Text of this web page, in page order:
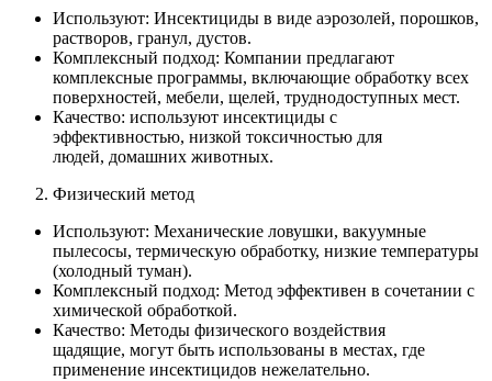
Используют: Инсектициды в виде аэрозолей, порошков,
растворов, гранул, дустов.
Комплексный подход: Компании предлагают
комплексные программы, включающие обработку всех
поверхностей, мебели, щелей, труднодоступных мест.
Качество: используют инсектициды с
эффективностью, низкой токсичностью для
людей, домашних животных.
Физический метод
Используют: Механические ловушки, вакуумные
пылесосы, термическую обработку, низкие температуры
(холодный туман).
Комплексный подход: Метод эффективен в сочетании с
химической обработкой.
Качество: Методы физического воздействия
щадящие, могут быть использованы в местах, где
применение инсектицидов нежелательно.